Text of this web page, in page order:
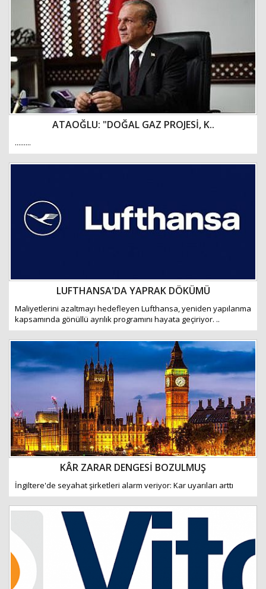
ATAOĞLU: "DOĞAL GAZ PROJESİ, K..
.........
LUFTHANSA'DA YAPRAK DÖKÜMÜ
Maliyetlerini azaltmayı hedefleyen Lufthansa, yeniden yapılanma
kapsamında gönüllü ayrılık programını hayata geçiriyor. ..
KÂR ZARAR DENGESİ BOZULMUŞ
İngiltere'de seyahat şirketleri alarm veriyor: Kar uyarıları arttı